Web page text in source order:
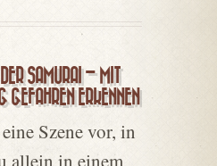
SAMURAI – MIT
GEFAHREN ERKENNEN
Szene vor, in
allein in einem